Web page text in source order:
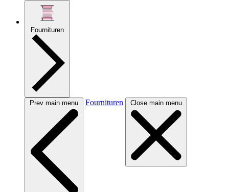
Fournituren
Prev main menu Fournituren Close main menu